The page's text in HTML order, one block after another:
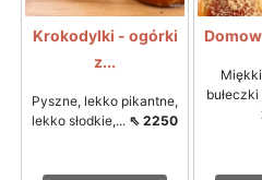
Krokodylki - ogórki
z...
Pyszne, lekko pikantne,
lekko słodkie,... ⇖ 2250